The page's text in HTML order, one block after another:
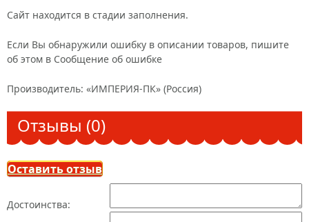
Сайт находится в стадии заполнения.
Если Вы обнаружили ошибку в описании товаров, пишите
об этом в Сообщение об ошибке
Производитель: «ИМПЕРИЯ-ПК» (Россия)
Отзывы (0)
Оставить отзыв
Достоинства: